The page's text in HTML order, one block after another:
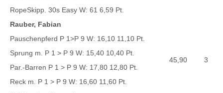
RopeSkipp. 30s Easy W: 61 6,59 Pt.
Rauber, Fabian
Pauschenpferd P 1>P 9 W: 16,10 11,10 Pt.
Sprung m. P 1 > P 9 W: 15,40 10,40 Pt.
Par.-Barren P 1 > P 9 W: 17,80 12,80 Pt.
Reck m. P 1 > P 9 W: 16,60 11,60 Pt.
45,90 3